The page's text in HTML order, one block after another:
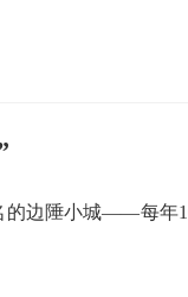
的边陲小城——每年